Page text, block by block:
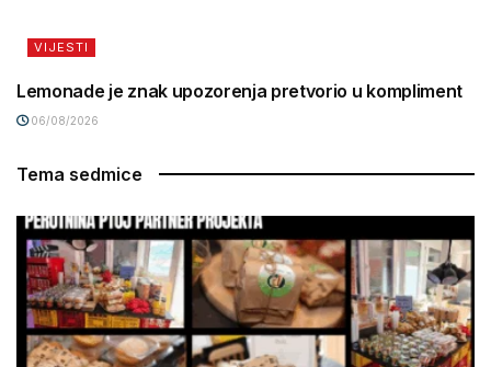
VIJESTI
Lemonade je znak upozorenja pretvorio u kompliment
06/08/2026
Tema sedmice